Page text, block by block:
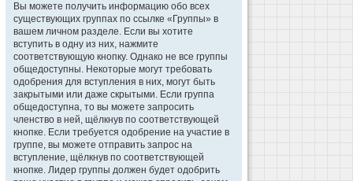
Вы можете получить информацию обо всех
существующих группах по ссылке «Группы» в
вашем личном разделе. Если вы хотите
вступить в одну из них, нажмите
соответствующую кнопку. Однако не все группы
общедоступны. Некоторые могут требовать
одобрения для вступления в них, могут быть
закрытыми или даже скрытыми. Если группа
общедоступна, то вы можете запросить
членство в ней, щёлкнув по соответствующей
кнопке. Если требуется одобрение на участие в
группе, вы можете отправить запрос на
вступление, щёлкнув по соответствующей
кнопке. Лидер группы должен будет одобрить